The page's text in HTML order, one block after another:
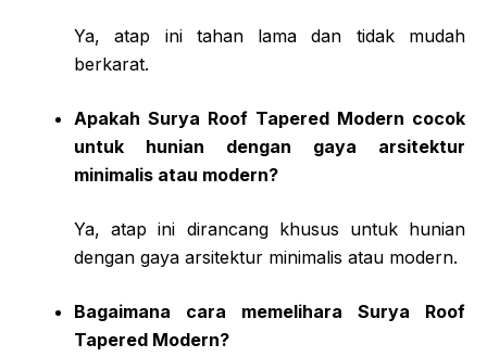
Ya, atap ini tahan lama dan tidak mudah
berkarat.
Apakah Surya Roof Tapered Modern cocok
untuk hunian dengan gaya arsitektur
minimalis atau modern?
Ya, atap ini dirancang khusus untuk hunian
dengan gaya arsitektur minimalis atau modern.
Bagaimana cara memelihara Surya Roof
Tapered Modern?